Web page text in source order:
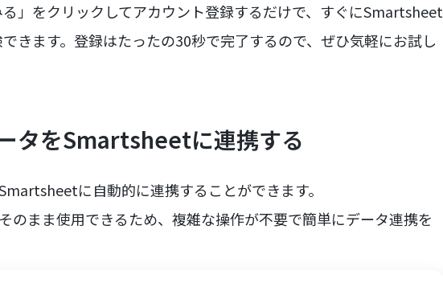
」をクリックしてアカウント登録するだけで、すぐにSmartsheet
きます。登録はたったの30秒で完了するので、ぜひ気軽にお試し
タをSmartsheetに連携する
に自動的に連携することができます。
のまま使用できるため、複雑な操作が不要で簡単にデータ連携を